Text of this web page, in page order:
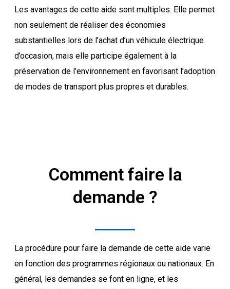
Les avantages de cette aide sont multiples. Elle permet
non seulement de réaliser des économies
substantielles lors de l’achat d’un véhicule électrique
d’occasion, mais elle participe également à la
préservation de l’environnement en favorisant l’adoption
de modes de transport plus propres et durables.
Comment faire la
demande ?
La procédure pour faire la demande de cette aide varie
en fonction des programmes régionaux ou nationaux. En
général, les demandes se font en ligne, et les